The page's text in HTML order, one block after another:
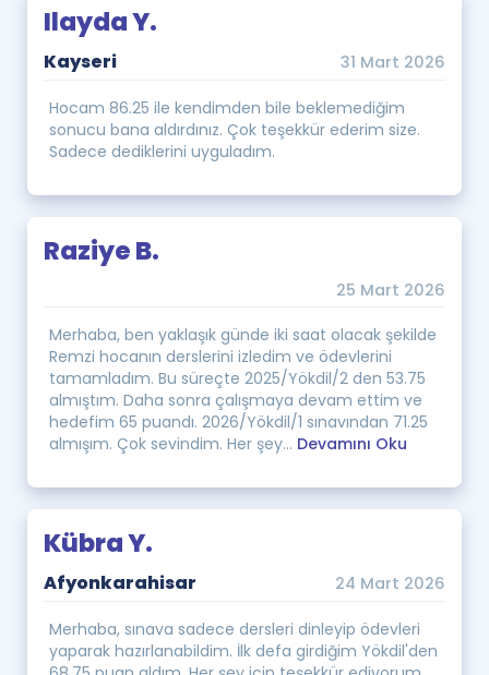
Ilayda Y.
Kayseri 31 Mart 2026
Hocam 86.25 ile kendimden bile beklemediğim
sonucu bana aldırdınız. Çok teşekkür ederim size.
Sadece dediklerini uyguladım.
Raziye B.
25 Mart 2026
Merhaba, ben yaklaşık günde iki saat olacak şekilde
Remzi hocanın derslerini izledim ve ödevlerini
tamamladım. Bu süreçte 2025/Yökdil/2 den 53.75
almıştım. Daha sonra çalışmaya devam ettim ve
hedefim 65 puandı. 2026/Yökdil/1 sınavından 71.25
almışım. Çok sevindim. Her şey... Devamını Oku
Kübra Y.
Afyonkarahisar 24 Mart 2026
Merhaba, sınava sadece dersleri dinleyip ödevleri
yaparak hazırlanabildim. İlk defa girdiğim Yökdil'den